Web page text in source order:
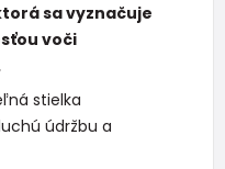
sa vyznačuje
voči
stielka
údržbu a